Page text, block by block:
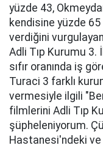
yüzde 43,
kendisine yüzde
verdiğini
Adli Tıp Kurumu
sıfır oranında iş
Turaci 3 farklı
vermesiyle ilgili
filmlerini Adli Tıp
şüpheleniyorum.
Hastanesi'ndeki ve